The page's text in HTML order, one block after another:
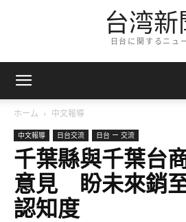
台湾新
日台に関するニュ
ホーム 中文報導
中文報導 日台交流 日台 ー 交流
千葉縣與千葉台
意見 盼未來銷
認知度